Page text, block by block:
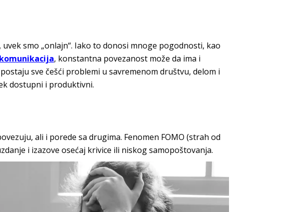
smo „onlajn“. Iako to donosi mnoge pogodnosti, kao
komunikacija, konstantna povezanost može da ima i
sve češći problemi u savremenom društvu, delom i
dostupni i produktivni.
ali i porede sa drugima. Fenomen FOMO (strah od
i izazove osećaj krivice ili niskog samopoštovanja.